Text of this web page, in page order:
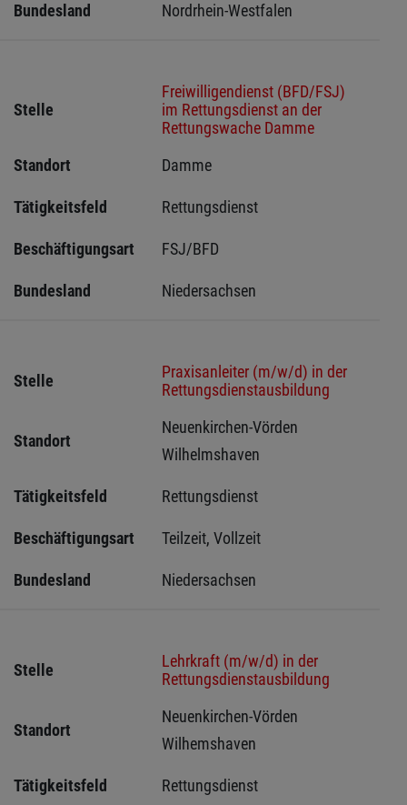
Bundesland Nordrhein-Westfalen
Stelle
Freiwilligendienst (BFD/FSJ)
im Rettungsdienst an der
Rettungswache Damme
Standort
Damme
Tätigkeitsfeld Rettungsdienst
Beschäftigungsart FSJ/BFD
Bundesland Niedersachsen
Stelle
Praxisanleiter (m/w/d) in der
Rettungsdienstausbildung
Standort
Neuenkirchen-Vörden
Wilhelmshaven
Tätigkeitsfeld Rettungsdienst
Beschäftigungsart Teilzeit, Vollzeit
Bundesland Niedersachsen
Stelle
Lehrkraft (m/w/d) in der
Rettungsdienstausbildung
Standort
Neuenkirchen-Vörden
Wilhemshaven
Tätigkeitsfeld Rettungsdienst